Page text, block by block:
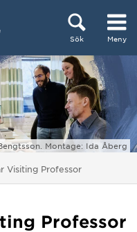
Sök Meny
Montage: Ida Åberg
Visiting Professor
Professor